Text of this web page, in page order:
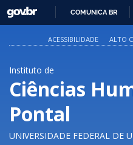
GOVBR
COMUNICA BR
ACESSIBILIDADE ALTO
Instituto de
Ciências
Pontal
UNIVERSIDADE FEDERAL DE